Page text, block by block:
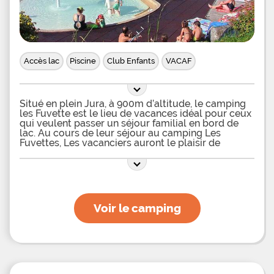
Accès lac Piscine Club Enfants VACAF
Situé en plein Jura, à 900m d’altitude, le camping
les Fuvette est le lieu de vacances idéal pour ceux
qui veulent passer un séjour familial en bord de
lac. Au cours de leur séjour au camping Les
Fuvettes, Les vacanciers auront le plaisir de
aquatique dédié au bien-être et à la détente. En
effet, cet espace chauffé et couvert dispose d’un
d’une pataugeoire pour les tout-petits. Les bassins
sont décorés avec des rochers, des palmiers et des
ponts en bois qui apporteront une touche
d’exotisme et un dépaysement encore plus
couvert, les baigneurs auront également la
d’un espace balnéo. Un sauna ainsi qu’un hammam
Voir le camping